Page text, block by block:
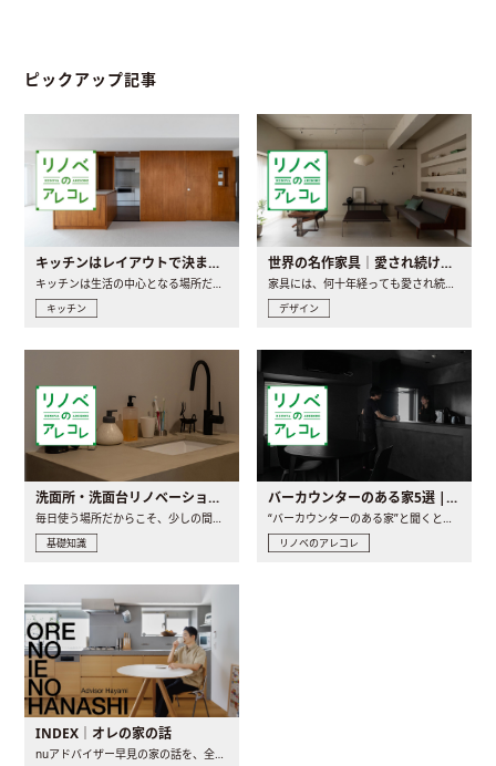
ピックアップ記事
キッチンはレイアウトで決まる。後悔しないための考え方と選び方
キッチン
世界の名作家具｜愛され続ける理由と一生モノとの出会い方
デザイン
洗面所・洗面台リノベーションの事例と間取りアイデア
毎日使う場所だからこそ、少しの間取りの工夫や素材の選び方で..
基礎知識
バーカウンターのある家5選 | 日常に馴染む“距離の近い”キッチンとは
“バーカウンターのある家”と聞くと、少し特別な、大人のための..
リノベのアレコレ
INDEX｜オレの家の話